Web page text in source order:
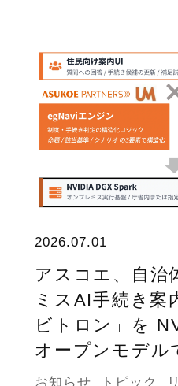
2026.07.01
アスコエ、自治
ミスAI手続き案
ビトロン」を
オープンモデル
お知らせ トピック